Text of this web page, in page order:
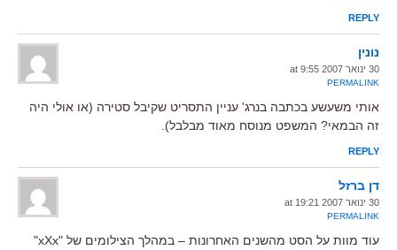
REPLY
נונין
30 ינואר 2007 at 9:55
PERMALINK
אותי משעשע בכתבה בנרג' עניין התסריט שקיבל סטירה (או אולי היה
זה הבמאי? המשפט מנוסח מאוד מבלבל).
REPLY
דן ברזל
30 ינואר 2007 at 19:21
PERMALINK
עוד מוות על הסט מהשנים האחרונות – במהלך הצילומים של "xXx"